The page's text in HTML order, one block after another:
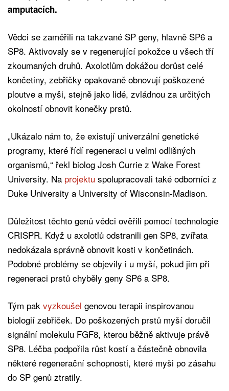
amputacích.
Vědci se zaměřili na takzvané SP geny, hlavně SP6 a
SP8. Aktivovaly se v regenerující pokožce u všech tří
zkoumaných druhů. Axolotlům dokážou dorůst celé
končetiny, zebřičky opakovaně obnovují poškozené
ploutve a myši, stejně jako lidé, zvládnou za určitých
okolností obnovit konečky prstů.
„Ukázalo nám to, že existují univerzální genetické
programy, které řídí regeneraci u velmi odlišných
organismů,“ řekl biolog Josh Currie z Wake Forest
University. Na projektu spolupracovali také odborníci z
Duke University a University of Wisconsin-Madison.
Důležitost těchto genů vědci ověřili pomocí technologie
CRISPR. Když u axolotlů odstranili gen SP8, zvířata
nedokázala správně obnovit kosti v končetinách.
Podobné problémy se objevily i u myší, pokud jim při
regeneraci prstů chyběly geny SP6 a SP8.
Tým pak vyzkoušel genovou terapii inspirovanou
biologií zebřiček. Do poškozených prstů myší doručil
signální molekulu FGF8, kterou běžně aktivuje právě
SP8. Léčba podpořila růst kostí a částečně obnovila
některé regenerační schopnosti, které myši po zásahu
do SP genů ztratily.